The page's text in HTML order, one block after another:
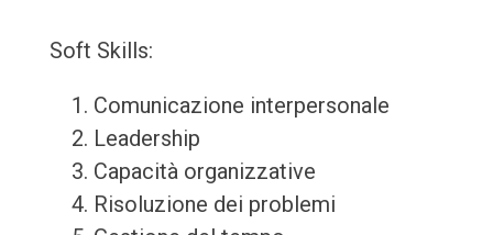
Soft Skills:
Comunicazione interpersonale
Leadership
Capacità organizzative
Risoluzione dei problemi